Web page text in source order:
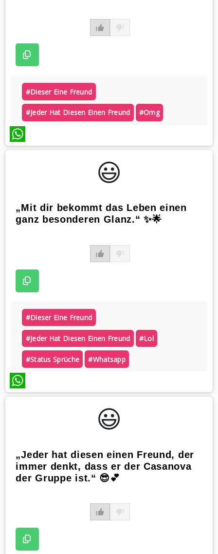
#dieser Eine Freund
#jeder Hat Diesen Einen Freund #omg
WhatsApp
😃️
„Mit dir bekommt das Leben einen
ganz besonderen Glanz.“ ✨🌟
#dieser Eine Freund
#jeder Hat Diesen Einen Freund #lol
#status Sprüche #whatsapp
WhatsApp
😃️
„Jeder hat diesen einen Freund, der
immer denkt, dass er der Casanova
der Gruppe ist.“ 😎💕